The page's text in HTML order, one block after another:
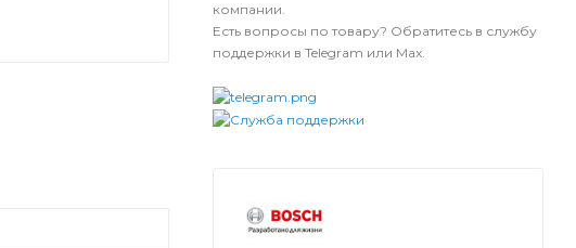
компании.
Есть вопросы по товару? Обратитесь в службу
поддержки в Telegram или Max.